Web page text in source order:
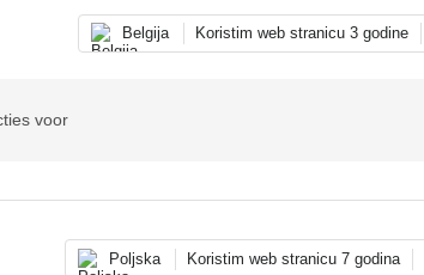
Belgija Koristim web stranicu 3 godine
voor
Poljska Koristim web stranicu 7 godina